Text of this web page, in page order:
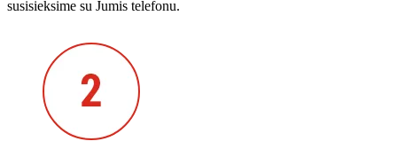
susisieksime su Jumis telefonu.